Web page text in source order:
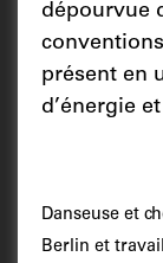
dépourvue
présent en
d’énergie
Danseuse et
Berlin et